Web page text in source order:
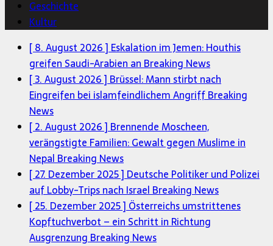
Geschichte
Kultur
[ 8. August 2026 ] Eskalation im Jemen: Houthis
greifen Saudi-Arabien an Breaking News
[ 3. August 2026 ] Brüssel: Mann stirbt nach
Eingreifen bei islamfeindlichem AngriffBreaking
News
[ 2. August 2026 ] Brennende Moscheen,
verängstigte Familien: Gewalt gegen Muslime in
Nepal Breaking News
[ 27. Dezember 2025 ] Deutsche Politiker und Polizei
auf Lobby-Trips nach Israel Breaking News
[ 25. Dezember 2025 ] Österreichs umstrittenes
Kopftuchverbot – ein Schritt in Richtung
Ausgrenzung Breaking News